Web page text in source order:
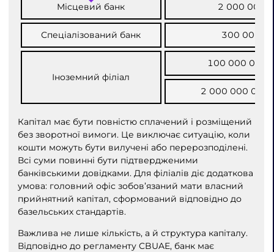
Місцевий банк 2 000 000
Спеціалізований банк 300 000
Іноземний філіал
100 000 000/
2 000 000 000/
Капітал має бути повністю сплачений і розміщений
без зворотної вимоги. Це виключає ситуацію, коли
кошти можуть бути вилучені або перерозподілені.
Всі суми повинні бути підтвердженими
банківськими довідками. Для філіалів діє додаткова
умова: головний офіс зобов’язаний мати власний
прийнятний капітал, сформований відповідно до
базельських стандартів.
Важлива не лише кількість, а й структура капіталу.
Відповідно до регламенту CBUAE, банк має